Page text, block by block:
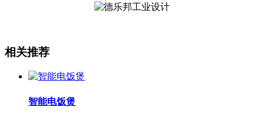
相关推荐
智能电饭煲